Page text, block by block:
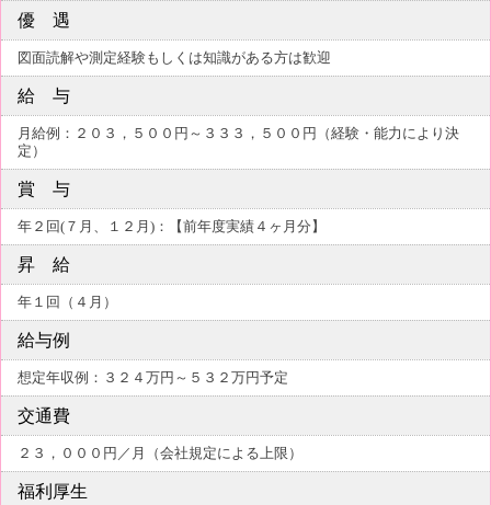
優 遇
図面読解や測定経験もしくは知識がある方は歓迎
給 与
月給例：２０３，５００円～３３３，５００円（経験・能力により決
定）
賞 与
年２回(７月、１２月)：【前年度実績４ヶ月分】
昇 給
年１回（４月）
給与例
想定年収例：３２４万円～５３２万円予定
交通費
２３，０００円／月（会社規定による上限）
福利厚生